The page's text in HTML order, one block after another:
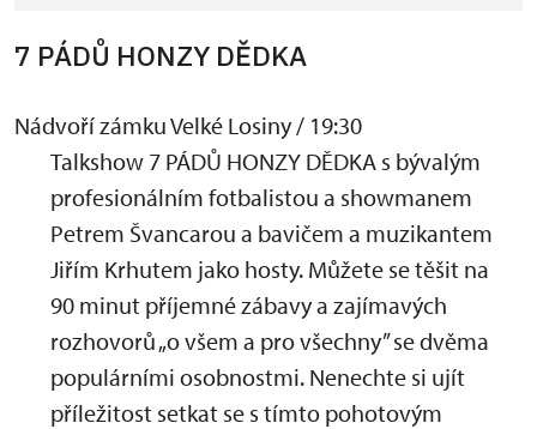
7 PÁDŮ HONZY DĚDKA
Nádvoří zámku Velké Losiny / 19:30
Talkshow 7 PÁDŮ HONZY DĚDKA s bývalým
profesionálním fotbalistou a showmanem
Petrem Švancarou a bavičem a muzikantem
Jiřím Krhutem jako hosty. Můžete se těšit na
90 minut příjemné zábavy a zajímavých
rozhovorů „o všem a pro všechny” se dvěma
populárními osobnostmi. Nenechte si ujít
příležitost setkat se s tímto pohotovým